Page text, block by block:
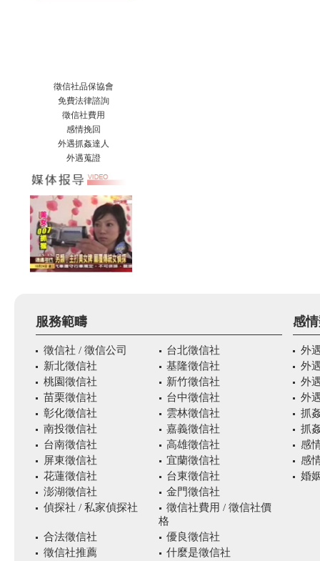
徵信社品保協會
免費法律諮詢
徵信社費用
感情挽回
外遇抓姦達人
外遇蒐證
服務範疇
徵信社 / 徵信公司
台北徵信社
新北徵信社
基隆徵信社
桃園徵信社
新竹徵信社
苗栗徵信社
台中徵信社
彰化徵信社
雲林徵信社
南投徵信社
嘉義徵信社
台南徵信社
高雄徵信社
屏東徵信社
宜蘭徵信社
花蓮徵信社
台東徵信社
澎湖徵信社
金門徵信社
偵探社 / 私家偵探社
徵信社費用 / 徵信社價
格
合法徵信社
優良徵信社
徵信社推薦
什麼是徵信社
感
外
外
外
外
抓
抓
感
感
婚